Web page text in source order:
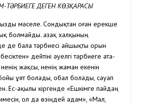
ТӘРБИЕГЕ ДЕГЕН КӨЗҚАРАСЫ
мәселе. Сондықтан оған ерекше
болмайды. Қазақ халқының
де бала тәрбиесі айшықты орын
дейтіні әуелгі тәрбиеге ата-
жақсы, ненің жаман екенін
ұят болады, обал болады, сауап
Ес-ақылы кіргенде «Ешкімге пайдаң
ол да өзіңдей адам», «Мал,